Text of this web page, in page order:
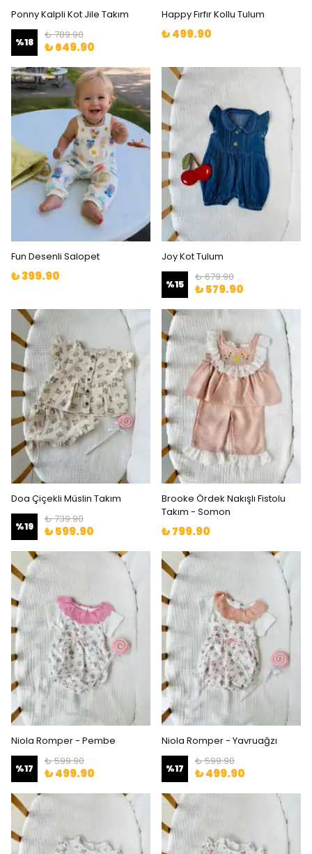
Ponny Kalpli Kot Jile Takım
%18
₺ 789.90
₺ 649.90
Happy Fırfır Kollu Tulum
₺ 499.90
Fun Desenli Salopet
₺ 399.90
Joy Kot Tulum
%15
₺ 679.90
₺ 579.90
Doa Çiçekli Müslin Takım
%19
₺ 739.90
₺ 599.90
Brooke Ördek Nakışlı Fistolu
Takım - Somon
₺ 799.90
Niola Romper - Pembe
%17
₺ 599.90
₺ 499.90
Niola Romper - Yavruağzı
%17
₺ 599.90
₺ 499.90